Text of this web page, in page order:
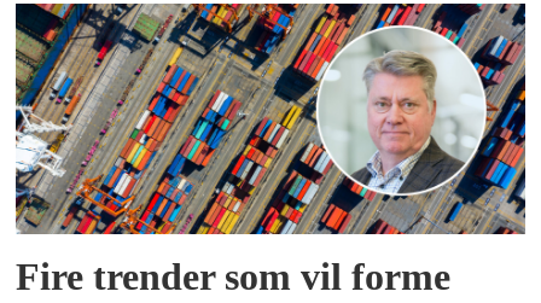
Fire trender som vil forme